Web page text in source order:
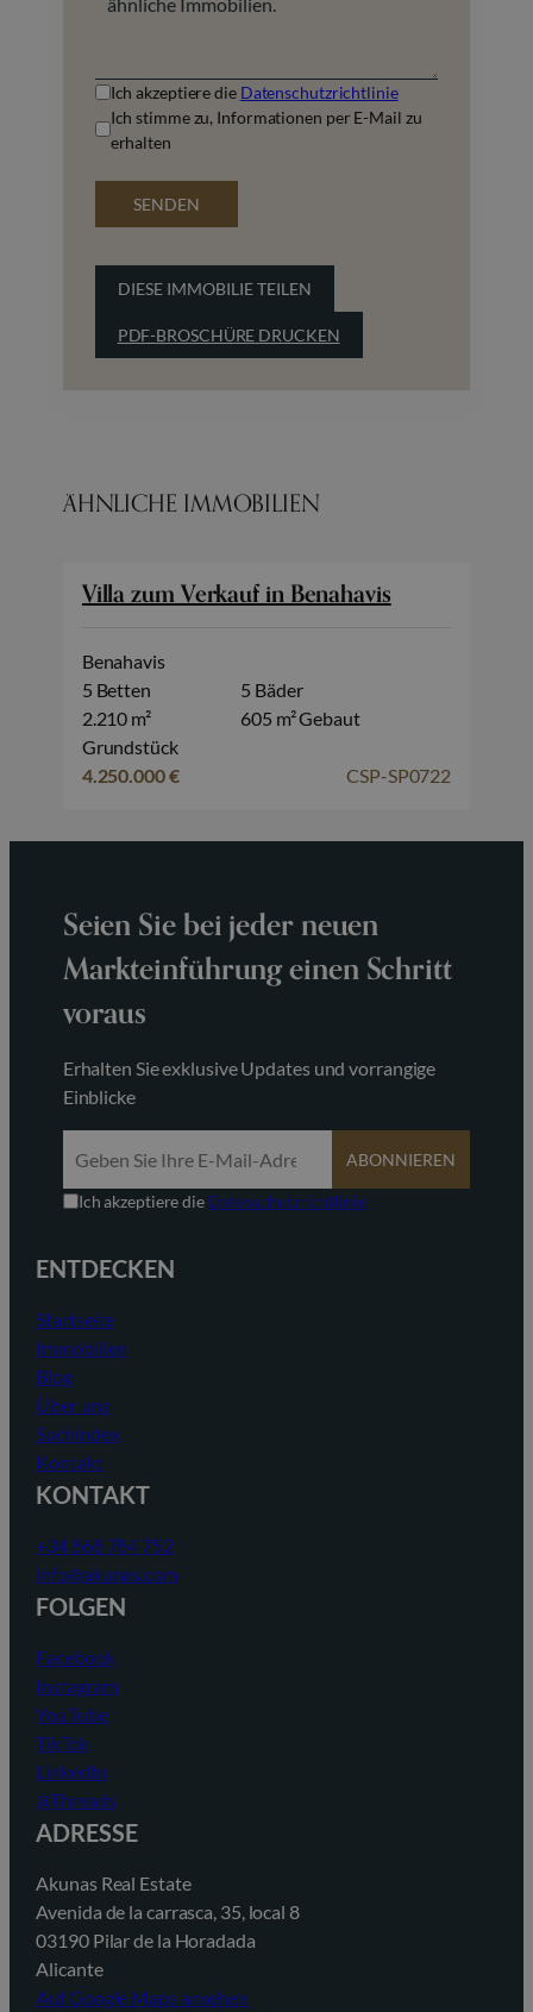
Ich akzeptiere die Datenschutzrichtlinie
Ich stimme zu, Informationen per E-Mail zu
erhalten
SENDEN
DIESE IMMOBILIE TEILEN
PDF-BROSCHÜRE DRUCKEN
ÄHNLICHE IMMOBILIEN
Villa zum Verkauf in Benahavis
Benahavis
5 Betten
5 Bäder
2.210 m²
Grundstück
605 m² Gebaut
4.250.000 € CSP-SP0722
Seien Sie bei jeder neuen
Markteinführung einen Schritt
voraus
Erhalten Sie exklusive Updates und vorrangige
Einblicke
ABONNIEREN
Ich akzeptiere die Datenschutzrichtlinie
ENTDECKEN
Startseite
Immobilien
Blog
Über uns
Suchindex
Kontakt
KONTAKT
+34 868 784 752
info@akunas.com
FOLGEN
Facebook
Instagram
YouTube
TikTok
LinkedIn
@Threads
ADRESSE
Akunas Real Estate
Avenida de la carrasca, 35, local 8
03190 Pilar de la Horadada
Alicante
Auf Google Maps ansehen